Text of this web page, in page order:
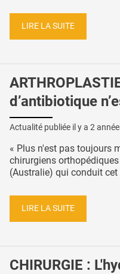
LIRE LA SUITE
d’antibiotique
Actualité publiée il y a 2
« Plus n'est pas toujours
chirurgiens
(Australie) qui conduit
LIRE LA SUITE
CHIRURGIE :